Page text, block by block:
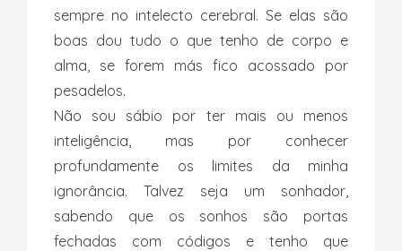
sempre no intelecto cerebral. Se elas são
boas dou tudo o que tenho de corpo e
alma, se forem más fico acossado por
pesadelos.
Não sou sábio por ter mais ou menos
inteligência, mas por conhecer
profundamente os limites da minha
ignorância. Talvez seja um sonhador,
sabendo que os sonhos são portas
fechadas com códigos e tenho que